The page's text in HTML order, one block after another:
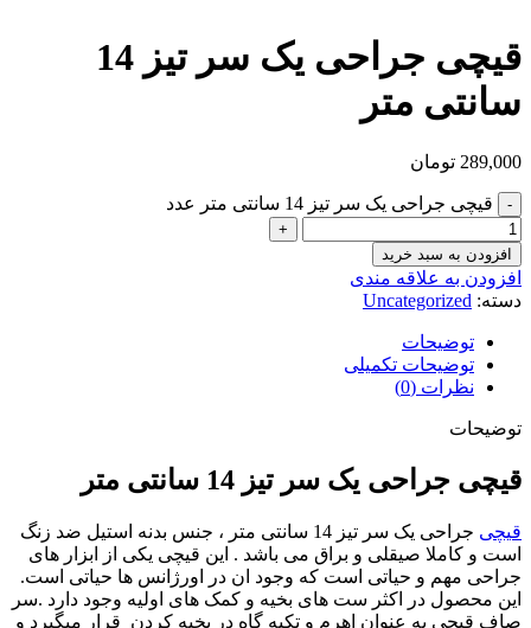
قیچی جراحی یک سر تیز 14
سانتی متر
289,000 تومان
قیچی جراحی یک سر تیز 14 سانتی متر عدد
افزودن به سبد خرید
افزودن به علاقه مندی
دسته: Uncategorized
توضیحات
توضیحات تکمیلی
نظرات (0)
توضیحات
قیچی جراحی یک سر تیز 14 سانتی متر
قیچی
جراحی یک سر تیز 14 سانتی متر ، جنس بدنه استیل ضد زنگ
است و کاملا صیقلی و براق می باشد . این قیچی یکی از ابزار های
جراحی مهم و حیاتی است که وجود ان در اورژانس ها حیاتی است.
این محصول در اکثر ست های بخیه و کمک های اولیه وجود دارد .سر
صاف قیچی به عنوان اهرم و تکیه گاه در بخیه کردن قرار میگیرد و